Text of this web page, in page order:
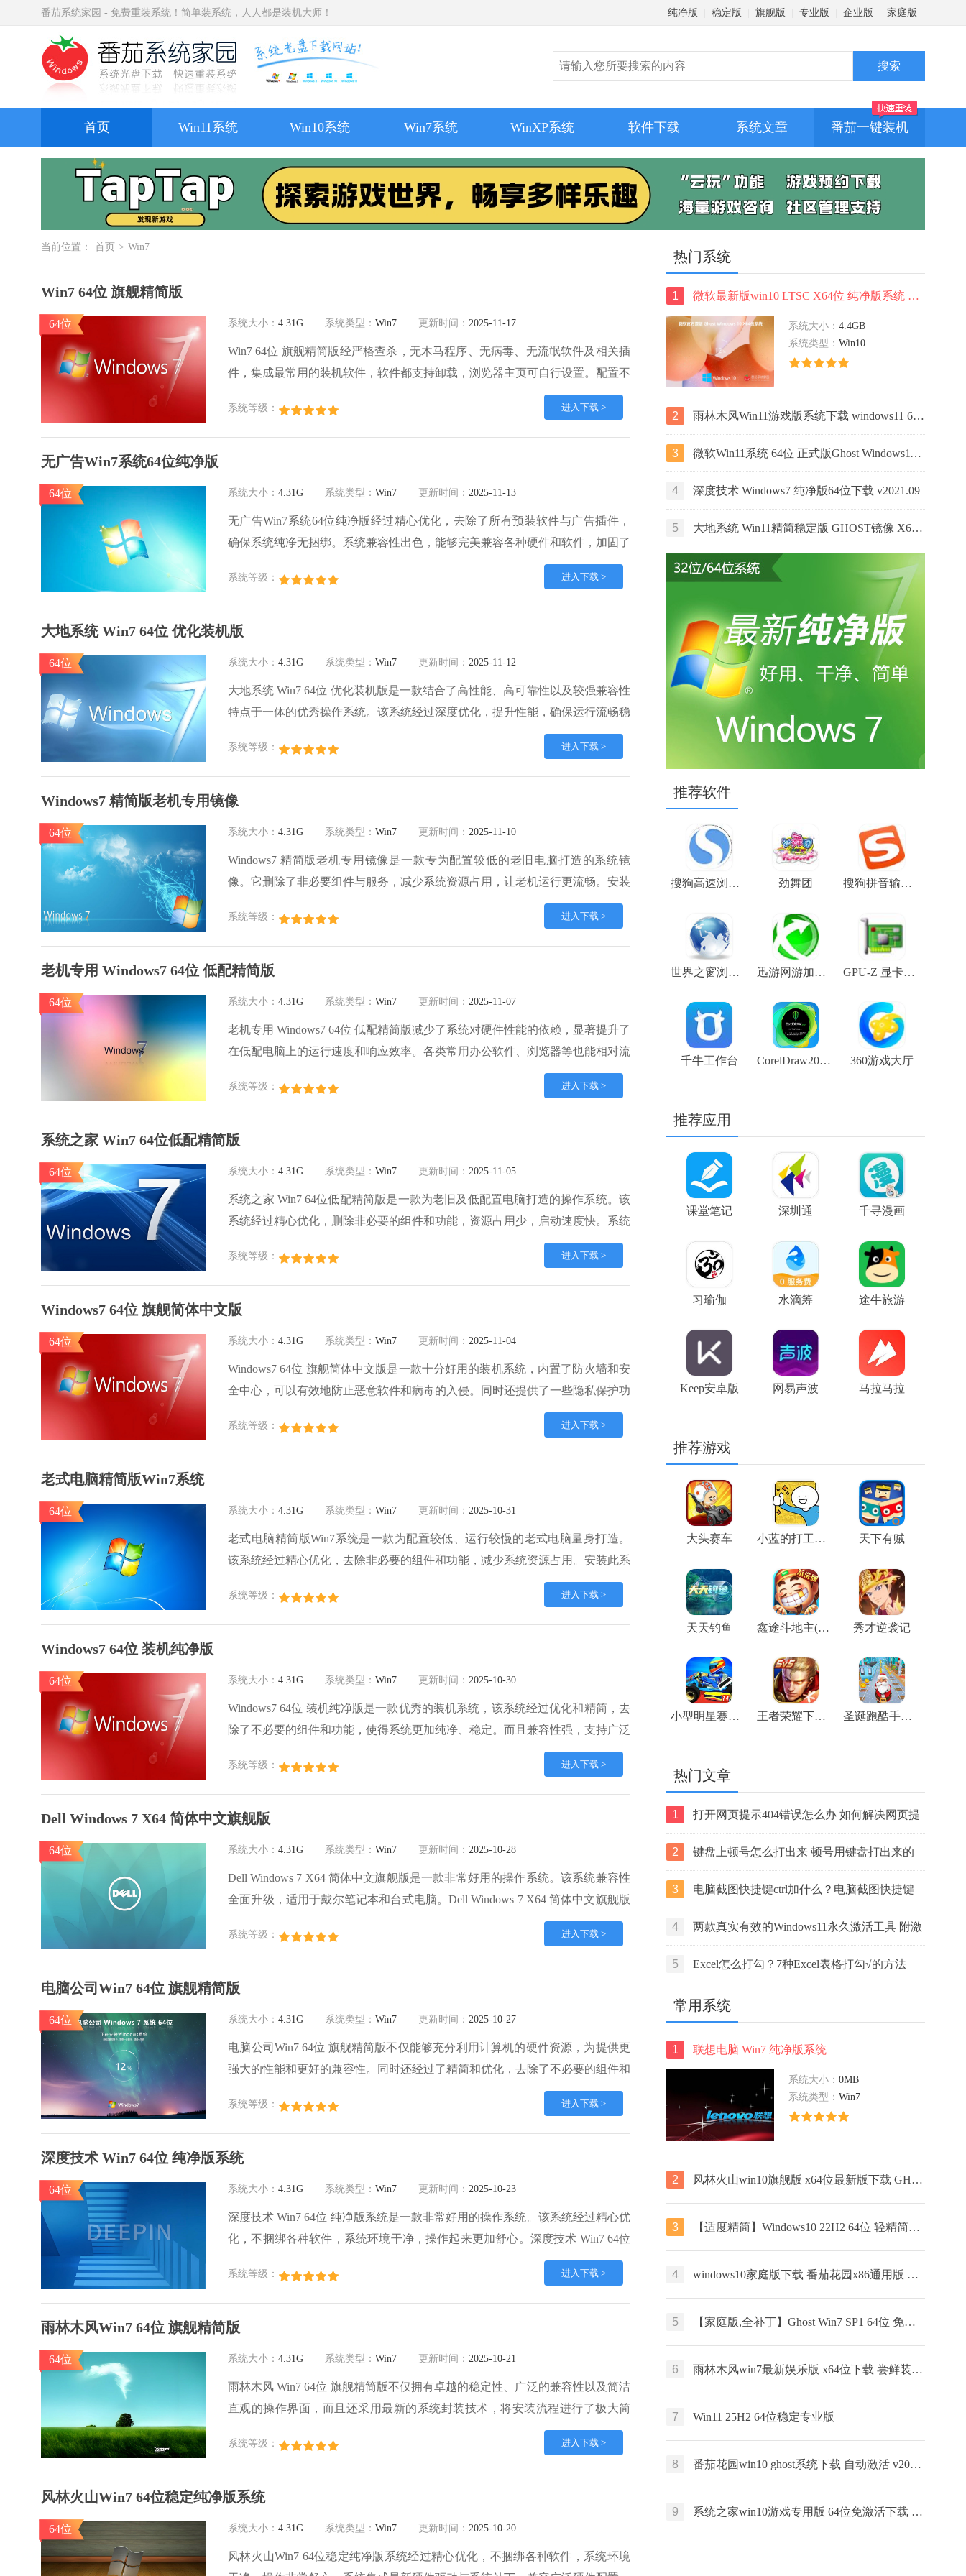
番茄系统家园 - 免费重装系统！简单装系统，人人都是装机大师！ 纯净版 稳定版 旗舰版 专业版 企业版 家庭版
首页 Win11系统 Win10系统 Win7系统 WinXP系统 软件下载 番茄一键装机
系统文章
当前位置： 首页 > Win7
Win7 64位 旗舰精简版
64位 系统大小： 4.31G 系统类型： Win7 更新时间： 2025-11-17
Win7 64位 旗舰精简版经严格查杀，无木马程序、无病毒、无流氓软件及相关插
件，集成最常用的装机软件，软件都支持卸载，浏览器主页可自行设置。配置不
高的老机器都可以完美运行，新机器当然也可以。欢迎来番茄系统家园下载。
系统等级： 进入下载 >
无广告Win7系统64位纯净版
64位 系统大小： 4.31G 系统类型： Win7 更新时间： 2025-11-13
无广告Win7系统64位纯净版经过精心优化，去除了所有预装软件与广告插件，
确保系统纯净无捆绑。系统兼容性出色，能够完美兼容各种硬件和软件，加固了
系统安全策略，运行环境安全可靠稳定。安装全程无人值守，不超过10分钟就能
完成部署，适合追求稳定、高效且厌恶广告的用户使用。
系统等级： 进入下载 >
大地系统 Win7 64位 优化装机版
64位 系统大小： 4.31G 系统类型： Win7 更新时间： 2025-11-12
大地系统 Win7 64位 优化装机版是一款结合了高性能、高可靠性以及较强兼容性
特点于一体的优秀操作系统。该系统经过深度优化，提升性能，确保运行流畅稳
定。拥有美观的用户界面和强大的兼容性，能完美兼容多种硬件和软件。欢迎来
番茄系统家园下载。
系统等级： 进入下载 >
Windows7 精简版老机专用镜像
64位 系统大小： 4.31G 系统类型： Win7 更新时间： 2025-11-10
Windows7 精简版老机专用镜像是一款专为配置较低的老旧电脑打造的系统镜
像。它删除了非必要组件与服务，减少系统资源占用，让老机运行更流畅。安装
过程简便快捷，即使是电脑小白也能轻松完成。Windows7 精简版老机专用镜像
能够完美地兼容各种硬件和软件，运行环境安全可靠稳定。
系统等级： 进入下载 >
老机专用 Windows7 64位 低配精简版
64位 系统大小： 4.31G 系统类型： Win7 更新时间： 2025-11-07
老机专用 Windows7 64位 低配精简版减少了系统对硬件性能的依赖，显著提升了
在低配电脑上的运行速度和响应效率。各类常用办公软件、浏览器等也能相对流
畅地运行，满足日常办公、浏览网页、观看视频等基本需求。欢迎来番茄系统家
园下载。
系统等级： 进入下载 >
系统之家 Win7 64位低配精简版
64位 系统大小： 4.31G 系统类型： Win7 更新时间： 2025-11-05
系统之家 Win7 64位低配精简版是一款为老旧及低配置电脑打造的操作系统。该
系统经过精心优化，删除非必要的组件和功能，资源占用少，启动速度快。系统
之家 Win7 64位低配精简版没有过度精简，保留下来的功能，轻松满足日常办公
娱乐使用需求。系统安装简便快捷，全自动安装，不用手动操作。
系统等级： 进入下载 >
Windows7 64位 旗舰简体中文版
64位 系统大小： 4.31G 系统类型： Win7 更新时间： 2025-11-04
Windows7 64位 旗舰简体中文版是一款十分好用的装机系统，内置了防火墙和安
全中心，可以有效地防止恶意软件和病毒的入侵。同时还提供了一些隐私保护功
能，如文件加密、隐私清理等，帮助用户保护自己的个人数据和隐私，有需要的
用户可以在本站下载。
系统等级： 进入下载 >
老式电脑精简版Win7系统
64位 系统大小： 4.31G 系统类型： Win7 更新时间： 2025-10-31
老式电脑精简版Win7系统是一款为配置较低、运行较慢的老式电脑量身打造。
该系统经过精心优化，去除非必要的组件和功能，减少系统资源占用。安装此系
统后，老式电脑开机速度明显提升，运行各类软件更加流畅。系统安装步骤非常
简单，一键点击即可轻松实现安装，全程自动安装，不用手动操作。
系统等级： 进入下载 >
Windows7 64位 装机纯净版
64位 系统大小： 4.31G 系统类型： Win7 更新时间： 2025-10-30
Windows7 64位 装机纯净版是一款优秀的装机系统，该系统经过优化和精简，去
除了不必要的组件和功能，使得系统更加纯净、稳定。而且兼容性强，支持广泛
系统等级： 进入下载 >
Dell Windows 7 X64 简体中文旗舰版
64位 系统大小： 4.31G 系统类型： Win7 更新时间： 2025-10-28
Dell Windows 7 X64 简体中文旗舰版是一款非常好用的操作系统。该系统兼容性
全面升级，适用于戴尔笔记本和台式电脑。Dell Windows 7 X64 简体中文旗舰版
支持一键安装，全程自动安装，不用手动操作，简单便捷。系统集成安全补丁，
安全性高，可放心下载与安装。
系统等级： 进入下载 >
电脑公司Win7 64位 旗舰精简版
64位 系统大小： 4.31G 系统类型： Win7 更新时间： 2025-10-27
​电脑公司Win7 64位 旗舰精简版不仅能够充分利用计算机的硬件资源，为提供更
强大的性能和更好的兼容性。同时还经过了精简和优化，去除了不必要的组件和
功能，安装后不容易出现蓝屏问题，提高了运行速度和稳定性。欢迎来番茄系统
家园下载。
系统等级： 进入下载 >
深度技术 Win7 64位 纯净版系统
64位 系统大小： 4.31G 系统类型： Win7 更新时间： 2025-10-23
深度技术 Win7 64位 纯净版系统是一款非常好用的操作系统。该系统经过精心优
化，不捆绑各种软件，系统环境干净，操作起来更加舒心。深度技术 Win7 64位
纯净版系统集成最新兼容驱动与常用运行库，完美适配主流硬件设备。同时，它
支持一键安装，全程自动安装，不用手动操作，简单便捷。
系统等级： 进入下载 >
雨林木风Win7 64位 旗舰精简版
64位 系统大小： 4.31G 系统类型： Win7 更新时间： 2025-10-21
雨林木风 Win7 64位 旗舰精简版不仅拥有卓越的稳定性、广泛的兼容性以及简洁
直观的操作界面，而且还采用最新的系统封装技术，将安装流程进行了极大简
化。此外运作更加流畅。无木马、病毒及流氓软件。欢迎来番茄系统家园下载体
验。
系统等级： 进入下载 >
风林火山Win7 64位稳定纯净版系统
64位 系统大小： 4.31G 系统类型： Win7 更新时间： 2025-10-20
风林火山Win7 64位稳定纯净版系统经过精心优化，不捆绑各种软件，系统环境
热门系统
1 微软最新版win10 LTSC X64位 纯净版系统 windows10 LTSC 系统下载
系统大小： 4.4GB
系统类型： Win10
2 雨林木风Win11游戏版系统下载 windows11 64位游戏专用版本V2021
3 微软Win11系统 64位 正式版Ghost Windows11镜像 2022.05
4 深度技术 Windows7 纯净版64位下载 v2021.09
5 大地系统 Win11精简稳定版 GHOST镜像 X64位 V2022.06下载
推荐软件
搜狗高速浏览器 劲舞团 搜狗拼音输入法
世界之窗浏览器 迅游网游加速器 GPU-Z 显卡测试软件下载
千牛工作台 CorelDraw2020 官方版 360游戏大厅
推荐应用
课堂笔记 深圳通 千寻漫画
习瑜伽 水滴筹 途牛旅游
Keep安卓版 网易声波 马拉马拉
推荐游戏
大头赛车 小蓝的打工日常游戏 天下有贼
天天钓鱼 鑫途斗地主(大奖赛) 秀才逆袭记
小型明星赛车手机版 王者荣耀下载游戏安装 圣诞跑酷手机版
热门文章
1
打开网页提示404错误怎么办 如何解决网页提
示404错误【详解】
2
键盘上顿号怎么打出来 顿号用键盘打出来的
两种方法
3
电脑截图快捷键ctrl加什么？电脑截图快捷键
ctrl组合使用方法
4
两款真实有效的Windows11永久激活工具 附激
活码
5
Excel怎么打勾？7种Excel表格打勾√的方法
常用系统
1 联想电脑 Win7 纯净版系统
系统大小： 0MB
系统类型： Win7
2 风林火山win10旗舰版 x64位最新版下载 GHOST镜像 笔记本专用下载
3 【适度精简】Windows10 22H2 64位 轻精简专业版
4 windows10家庭版下载 番茄花园x86通用版 惠普电脑专用下载 ghost镜像
5 【家庭版,全补丁】Ghost Win7 SP1 64位 免费家庭版
6 雨林木风win7最新娱乐版 x64位下载 尝鲜装机版 ghost系统下载 v2023
7 Win11 25H2 64位稳定专业版
8 番茄花园win10 ghost系统下载 自动激活 v2022.05 下载
9 系统之家win10游戏专用版 64位免激活下载 ghost镜像 ISO系统下载